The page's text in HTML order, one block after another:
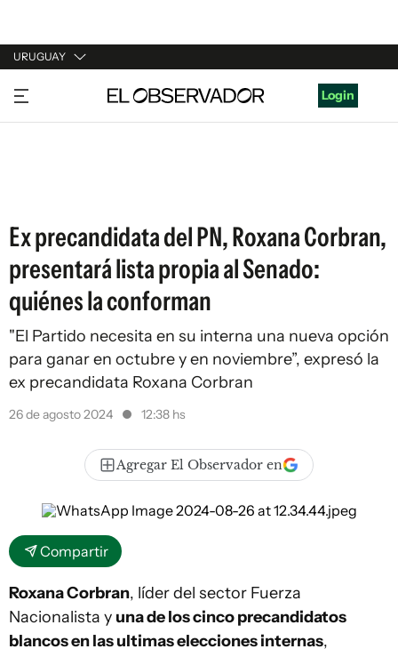
URUGUAY
URUGUAY
ARGENTINA
Login
Ex precandidata del PN, Roxana Corbran,
presentará lista propia al Senado:
quiénes la conforman
"El Partido necesita en su interna una nueva opción
para ganar en octubre y en noviembre”, expresó la
ex precandidata Roxana Corbran
26 de agosto 2024 12:38 hs
Agregar El Observador en
Compartir
Roxana Corbran, líder del sector Fuerza
Nacionalista y una de los cinco precandidatos
blancos en las ultimas elecciones internas,